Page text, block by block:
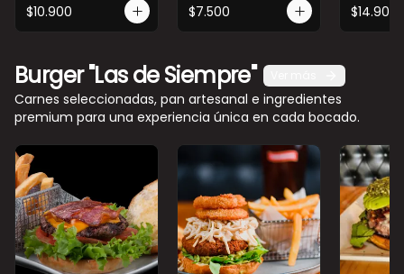
$10.900 $7.500 $14.900
Burger "Las de Siempre"
Carnes seleccionadas, pan artesanal e ingredientes
premium para una experiencia única en cada bocado.